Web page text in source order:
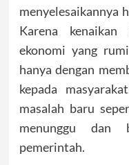
menyelesaikannya
Karena kenaikan
ekonomi yang
hanya dengan
kepada
masalah baru
menunggu dan
pemerintah.